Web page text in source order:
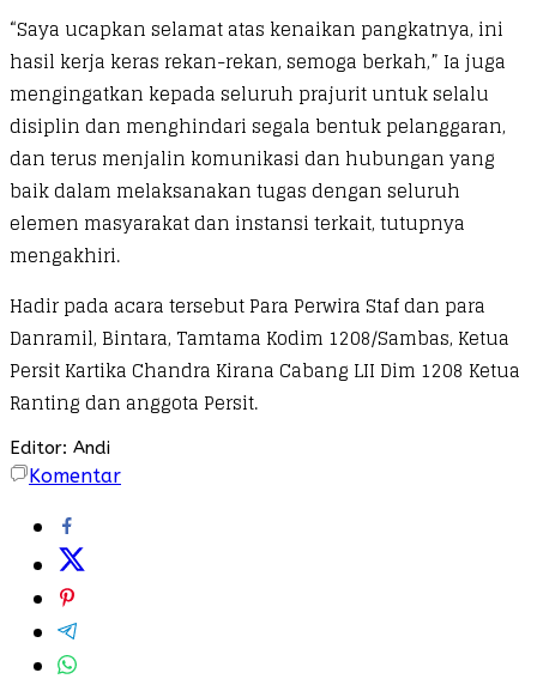
“Saya ucapkan selamat atas kenaikan pangkatnya, ini
hasil kerja keras rekan-rekan, semoga berkah,” Ia juga
mengingatkan kepada seluruh prajurit untuk selalu
disiplin dan menghindari segala bentuk pelanggaran,
dan terus menjalin komunikasi dan hubungan yang
baik dalam melaksanakan tugas dengan seluruh
elemen masyarakat dan instansi terkait, tutupnya
mengakhiri.
Hadir pada acara tersebut Para Perwira Staf dan para
Danramil, Bintara, Tamtama Kodim 1208/Sambas, Ketua
Persit Kartika Chandra Kirana Cabang LII Dim 1208 Ketua
Ranting dan anggota Persit.
Editor: Andi
Komentar